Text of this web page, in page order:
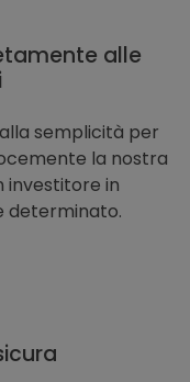
alle
semplicità per
la nostra
investitore in
determinato.